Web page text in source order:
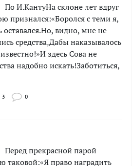
И.КантуНа склоне лет вдруг
признался:«Боролся с теми я,
оставался.Но, видно, мне не
средства,Дабы наказывалось
здесь Сова не
надобно искать!Заботиться,
3 0
прекрасной парой
таковой:«Я право наградить